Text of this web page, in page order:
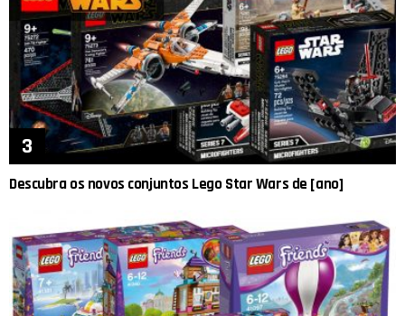
Descubra os novos conjuntos Lego Star Wars de [ano]